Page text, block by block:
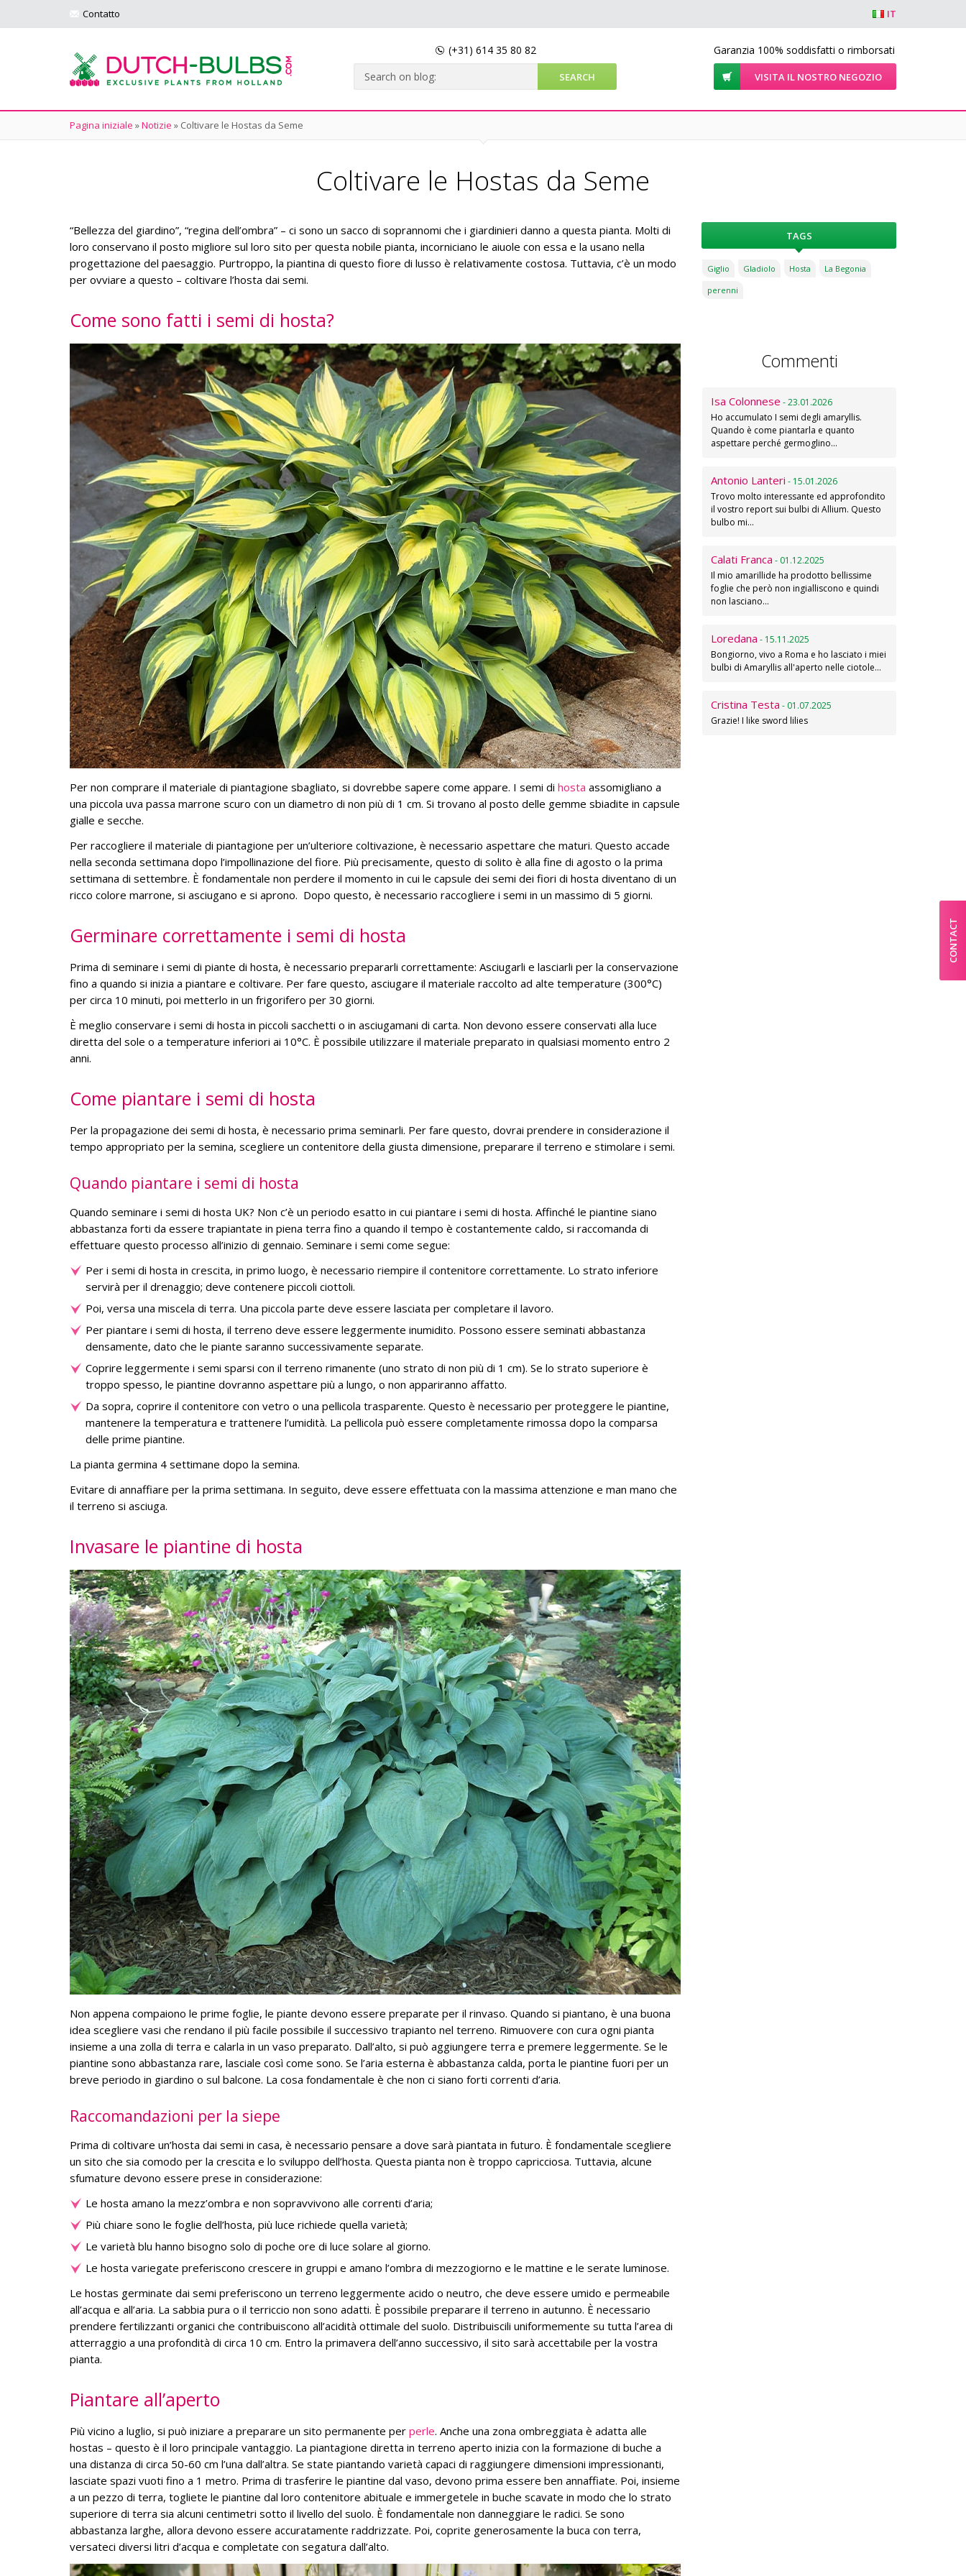
Contatto IT
(+31) 614 35 80 82 Garanzia 100% soddisfatti o rimborsati
VISITA IL NOSTRO NEGOZIO
Pagina iniziale »Notizie » Coltivare le Hostas da Seme
Coltivare le Hostas da Seme
“Bellezza del giardino”, “regina dell’ombra” – ci sono un sacco di soprannomi che i giardinieri danno a questa pianta. Molti di
loro conservano il posto migliore sul loro sito per questa nobile pianta, incorniciano le aiuole con essa e la usano nella
progettazione del paesaggio. Purtroppo, la piantina di questo fiore di lusso è relativamente costosa. Tuttavia, c’è un modo
per ovviare a questo – coltivare l’hosta dai semi.
Come sono fatti i semi di hosta?
Per non comprare il materiale di piantagione sbagliato, si dovrebbe sapere come appare. I semi di hosta assomigliano a
una piccola uva passa marrone scuro con un diametro di non più di 1 cm. Si trovano al posto delle gemme sbiadite in capsule
gialle e secche.
Per raccogliere il materiale di piantagione per un’ulteriore coltivazione, è necessario aspettare che maturi. Questo accade
nella seconda settimana dopo l’impollinazione del fiore. Più precisamente, questo di solito è alla fine di agosto o la prima
settimana di settembre. È fondamentale non perdere il momento in cui le capsule dei semi dei fiori di hosta diventano di un
ricco colore marrone, si asciugano e si aprono. Dopo questo, è necessario raccogliere i semi in un massimo di 5 giorni.
Germinare correttamente i semi di hosta
Prima di seminare i semi di piante di hosta, è necessario prepararli correttamente: Asciugarli e lasciarli per la conservazione
fino a quando si inizia a piantare e coltivare. Per fare questo, asciugare il materiale raccolto ad alte temperature (300°C)
per circa 10 minuti, poi metterlo in un frigorifero per 30 giorni.
È meglio conservare i semi di hosta in piccoli sacchetti o in asciugamani di carta. Non devono essere conservati alla luce
diretta del sole o a temperature inferiori ai 10°C. È possibile utilizzare il materiale preparato in qualsiasi momento entro 2
anni.
Come piantare i semi di hosta
Per la propagazione dei semi di hosta, è necessario prima seminarli. Per fare questo, dovrai prendere in considerazione il
tempo appropriato per la semina, scegliere un contenitore della giusta dimensione, preparare il terreno e stimolare i semi.
Quando piantare i semi di hosta
Quando seminare i semi di hosta UK? Non c’è un periodo esatto in cui piantare i semi di hosta. Affinché le piantine siano
abbastanza forti da essere trapiantate in piena terra fino a quando il tempo è costantemente caldo, si raccomanda di
effettuare questo processo all’inizio di gennaio. Seminare i semi come segue:
Per i semi di hosta in crescita, in primo luogo, è necessario riempire il contenitore correttamente. Lo strato inferiore
servirà per il drenaggio; deve contenere piccoli ciottoli.
Poi, versa una miscela di terra. Una piccola parte deve essere lasciata per completare il lavoro.
Per piantare i semi di hosta, il terreno deve essere leggermente inumidito. Possono essere seminati abbastanza
densamente, dato che le piante saranno successivamente separate.
Coprire leggermente i semi sparsi con il terreno rimanente (uno strato di non più di 1 cm). Se lo strato superiore è
troppo spesso, le piantine dovranno aspettare più a lungo, o non appariranno affatto.
Da sopra, coprire il contenitore con vetro o una pellicola trasparente. Questo è necessario per proteggere le piantine,
mantenere la temperatura e trattenere l’umidità. La pellicola può essere completamente rimossa dopo la comparsa
delle prime piantine.
La pianta germina 4 settimane dopo la semina.
Evitare di annaffiare per la prima settimana. In seguito, deve essere effettuata con la massima attenzione e man mano che
il terreno si asciuga.
Invasare le piantine di hosta
Non appena compaiono le prime foglie, le piante devono essere preparate per il rinvaso. Quando si piantano, è una buona
idea scegliere vasi che rendano il più facile possibile il successivo trapianto nel terreno. Rimuovere con cura ogni pianta
insieme a una zolla di terra e calarla in un vaso preparato. Dall’alto, si può aggiungere terra e premere leggermente. Se le
piantine sono abbastanza rare, lasciale così come sono. Se l’aria esterna è abbastanza calda, porta le piantine fuori per un
breve periodo in giardino o sul balcone. La cosa fondamentale è che non ci siano forti correnti d’aria.
Raccomandazioni per la siepe
Prima di coltivare un’hosta dai semi in casa, è necessario pensare a dove sarà piantata in futuro. È fondamentale scegliere
un sito che sia comodo per la crescita e lo sviluppo dell’hosta. Questa pianta non è troppo capricciosa. Tuttavia, alcune
sfumature devono essere prese in considerazione:
Le hosta amano la mezz’ombra e non sopravvivono alle correnti d’aria;
Più chiare sono le foglie dell’hosta, più luce richiede quella varietà;
Le varietà blu hanno bisogno solo di poche ore di luce solare al giorno.
Le hosta variegate preferiscono crescere in gruppi e amano l’ombra di mezzogiorno e le mattine e le serate luminose.
Le hostas germinate dai semi preferiscono un terreno leggermente acido o neutro, che deve essere umido e permeabile
all’acqua e all’aria. La sabbia pura o il terriccio non sono adatti. È possibile preparare il terreno in autunno. È necessario
prendere fertilizzanti organici che contribuiscono all’acidità ottimale del suolo. Distribuiscili uniformemente su tutta l’area di
atterraggio a una profondità di circa 10 cm. Entro la primavera dell’anno successivo, il sito sarà accettabile per la vostra
pianta.
Piantare all’aperto
Più vicino a luglio, si può iniziare a preparare un sito permanente per perle. Anche una zona ombreggiata è adatta alle
hostas – questo è il loro principale vantaggio. La piantagione diretta in terreno aperto inizia con la formazione di buche a
una distanza di circa 50-60 cm l’una dall’altra. Se state piantando varietà capaci di raggiungere dimensioni impressionanti,
lasciate spazi vuoti fino a 1 metro. Prima di trasferire le piantine dal vaso, devono prima essere ben annaffiate. Poi, insieme
a un pezzo di terra, togliete le piantine dal loro contenitore abituale e immergetele in buche scavate in modo che lo strato
superiore di terra sia alcuni centimetri sotto il livello del suolo. È fondamentale non danneggiare le radici. Se sono
abbastanza larghe, allora devono essere accuratamente raddrizzate. Poi, coprite generosamente la buca con terra,
versateci diversi litri d’acqua e completate con segatura dall’alto.
TAGS
Giglio Gladiolo Hosta
La Begonia
perenni
Commenti
Isa Colonnese - 23.01.2026
Ho accumulato I semi degli amaryllis.
Quando è come piantarla e quanto
aspettare perché germoglino…
Antonio Lanteri - 15.01.2026
Trovo molto interessante ed approfondito
il vostro report sui bulbi di Allium. Questo
bulbo mi…
Calati Franca - 01.12.2025
Il mio amarillide ha prodotto bellissime
foglie che però non ingialliscono e quindi
non lasciano…
Loredana - 15.11.2025
Bongiorno, vivo a Roma e ho lasciato i miei
bulbi di Amaryllis all'aperto nelle ciotole…
Cristina Testa - 01.07.2025
Grazie! I like sword lilies
CONTACT